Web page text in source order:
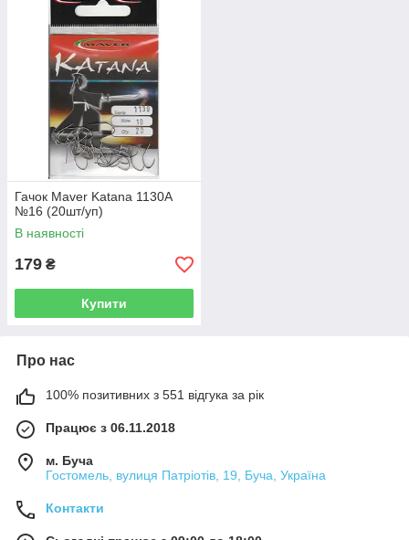
Гачок Maver Katana 1130A
№16 (20шт/уп)
В наявності
179 ₴
Купити
Про нас
100% позитивних з 551 відгука за рік
Працює з 06.11.2018
м. Буча
Гостомель, вулиця Патріотів, 19, Буча, Україна
Контакти